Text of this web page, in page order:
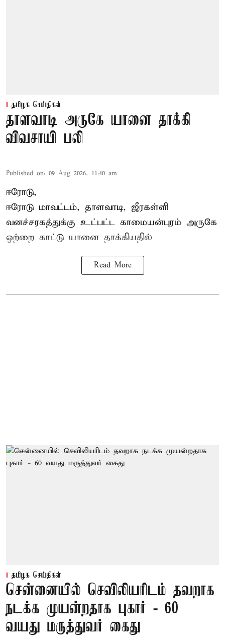
தமிழக செய்திகள்
தாளவாடி அருகே யானை தாக்கி
விவசாயி பலி
Published on: 09 Aug 2026, 11:40 am
ஈரோடு,
ஈரோடு மாவட்டம், தாளவாடி, ஜீரகள்ளி
வனச்சரகத்துக்கு உட்பட்ட காமையன்புரம் அருகே
ஒற்றை காட்டு யானை தாக்கியதில்
Read More
தமிழக செய்திகள்
சென்னையில் செவிலியரிடம் தவறாக
நடக்க முயன்றதாக புகார் - 60
வயது மருத்துவர் கைது